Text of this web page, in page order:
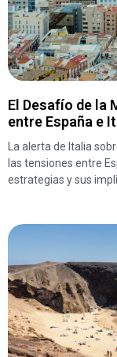
El Desafío de la
entre España e
La alerta de Italia
las tensiones entre
estrategias y sus